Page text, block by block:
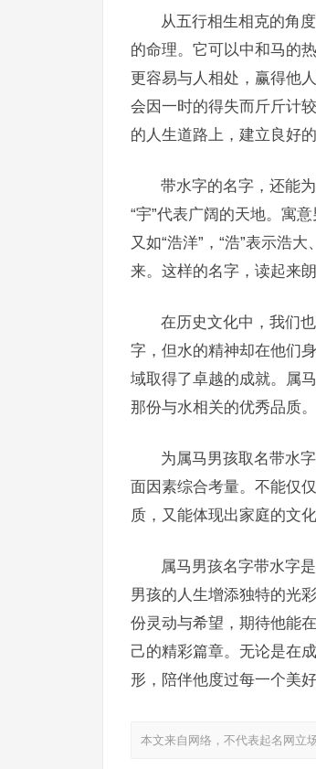
从五行相生相克的角
的命理。它可以中和马的
更容易与人相处，赢得他
会因一时的得失而斤斤计
的人生道路上，建立良好
带水字的名字，还能
“宇”代表广阔的天地。寓
又如“浩洋”，“浩”表示浩
来。这样的名字，读起来
在历史文化中，我们
字，但水的精神却在他们
域取得了卓越的成就。属
那份与水相关的优秀品质。
为属马男孩取名带水
面因素综合考量。不能仅
质，又能体现出家庭的文
属马男孩名字带水字
男孩的人生增添独特的光
份灵动与希望，期待他能
己的精彩篇章。无论是在
形，陪伴他度过每一个美
本文来自网络，不代表起名网立